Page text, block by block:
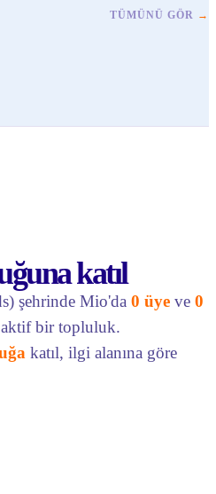
TÜMÜNÜ GÖR →
katıl
şehrinde Mio'da 0 üye ve 0
bir topluluk.
katıl, ilgi alanına göre